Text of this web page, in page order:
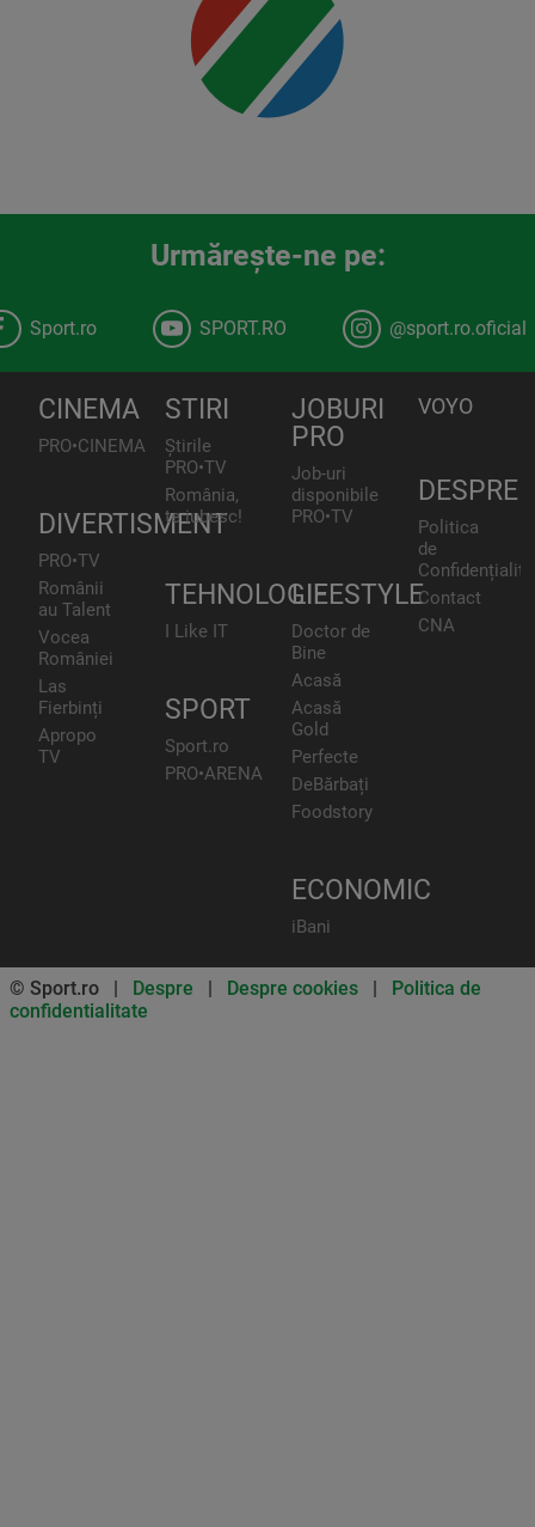
Urmăreşte-ne pe:
Sport.ro SPORT.RO @sport.ro.oficial
CINEMA
PRO•CINEMA
DIVERTISMENT
PRO•TV
Românii
au Talent
Vocea
României
Las
Fierbinți
Apropo
TV
STIRI
Știrile
PRO•TV
România,
te iubesc!
TEHNOLOGIE
I Like IT
SPORT
Sport.ro
PRO•ARENA
JOBURI
PRO
Job-uri
disponibile
PRO•TV
LIFESTYLE
Doctor de
Bine
Acasă
Acasă
Gold
Perfecte
DeBărbați
Foodstory
ECONOMIC
iBani
VOYO
DESPRE
Politica
de
Contact
CNA
© Sport.ro | Despre | Despre cookies | Politica de
confidentialitate